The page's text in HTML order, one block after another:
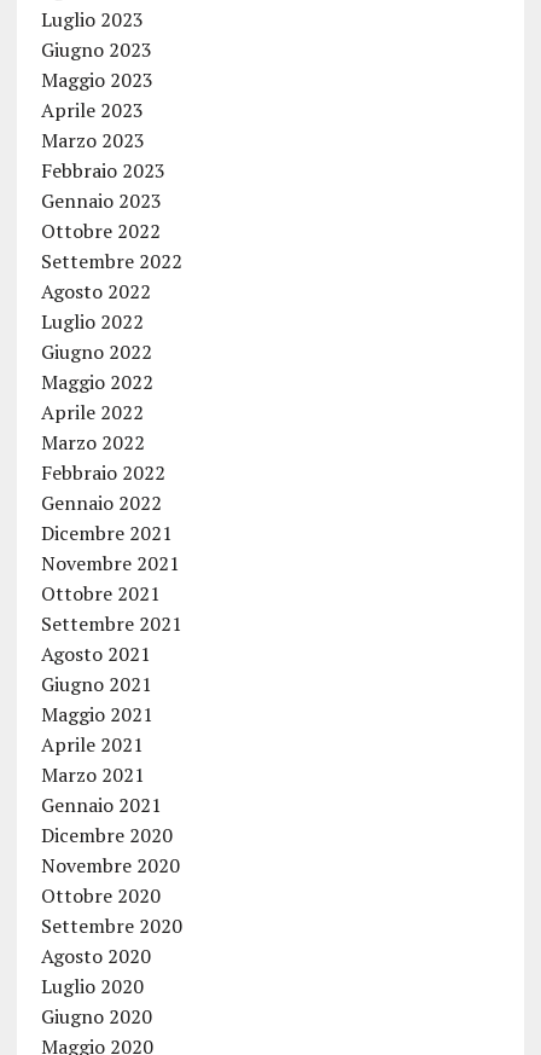
Luglio 2023
Giugno 2023
Maggio 2023
Aprile 2023
Marzo 2023
Febbraio 2023
Gennaio 2023
Ottobre 2022
Settembre 2022
Agosto 2022
Luglio 2022
Giugno 2022
Maggio 2022
Aprile 2022
Marzo 2022
Febbraio 2022
Gennaio 2022
Dicembre 2021
Novembre 2021
Ottobre 2021
Settembre 2021
Agosto 2021
Giugno 2021
Maggio 2021
Aprile 2021
Marzo 2021
Gennaio 2021
Dicembre 2020
Novembre 2020
Ottobre 2020
Settembre 2020
Agosto 2020
Luglio 2020
Giugno 2020
Maggio 2020